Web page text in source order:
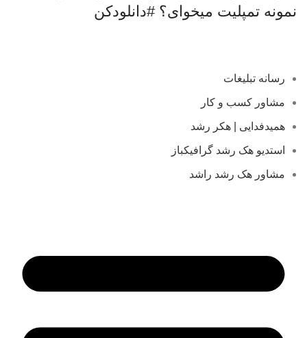
نمونه تمپلیت میخوای؟#دانلودکن
رسانه تبلیغات
مشاور کسب و کار
همیدفدایی | هکر رشد
استدیو هک رشد گرافیکباز
مشاور هک رشد راشد